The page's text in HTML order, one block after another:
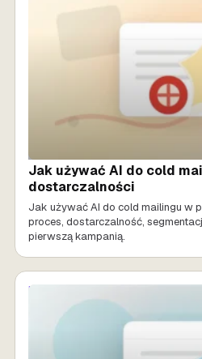
Jak używać AI do cold
dostarczalności
Jak używać AI do cold mailingu w
proces, dostarczalność,
pierwszą kampanią.
MARKETING AI